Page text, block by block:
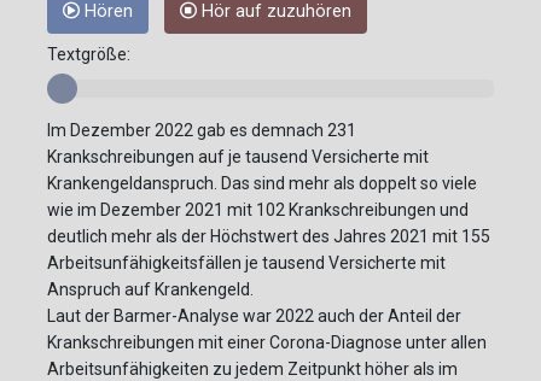
Hören Hör auf zuzuhören
Textgröße:
Im Dezember 2022 gab es demnach 231
Krankschreibungen auf je tausend Versicherte mit
Krankengeldanspruch. Das sind mehr als doppelt so viele
wie im Dezember 2021 mit 102 Krankschreibungen und
deutlich mehr als der Höchstwert des Jahres 2021 mit 155
Arbeitsunfähigkeitsfällen je tausend Versicherte mit
Anspruch auf Krankengeld.
Laut der Barmer-Analyse war 2022 auch der Anteil der
Krankschreibungen mit einer Corona-Diagnose unter allen
Arbeitsunfähigkeiten zu jedem Zeitpunkt höher als im